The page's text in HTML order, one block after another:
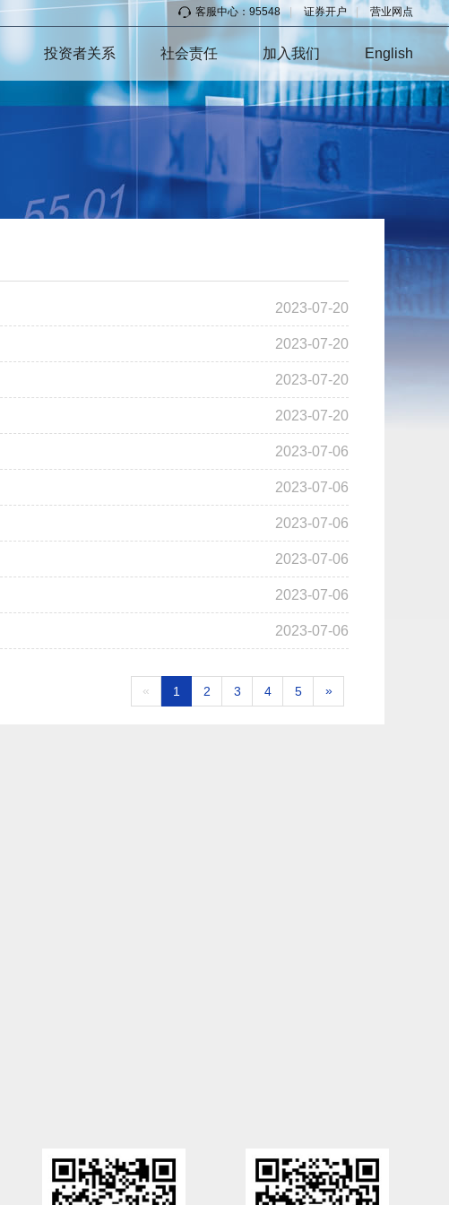
客服中心：95548 | 证券开户 营业网点
投资者关系 社会责任 加入我们 English
2023-07-20
2023-07-20
2023-07-20
2023-07-20
2023-07-06
2023-07-06
2023-07-06
2023-07-06
2023-07-06
2023-07-06
« 1 2 3 4 5 »